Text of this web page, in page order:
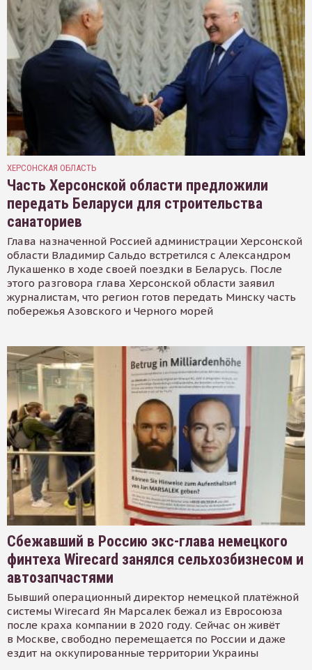
ХЕРСОНСКАЯ ОБЛАСТЬ
Часть Херсонской области предложили
передать Беларуси для строительства
санаториев
Глава назначенной Россией администрации Херсонской
области Владимир Сальдо встретился с Александром
Лукашенко в ходе своей поездки в Беларусь. После
этого разговора глава Херсонской области заявил
журналистам, что регион готов передать Минску часть
побережья Азовского и Черного морей
Сбежавший в Россию экс-глава немецкого
финтеха Wirecard занялся сельхозбизнесом и
автозапчастями
Бывший операционный директор немецкой платёжной
системы Wirecard Ян Марсалек бежал из Евросоюза
после краха компании в 2020 году. Сейчас он живёт
в Москве, свободно перемещается по России и даже
ездит на оккупированные территории Украины